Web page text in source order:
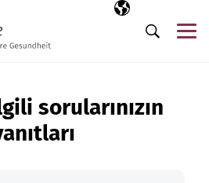
Seçili dil
TR
Arama
sorularınızın